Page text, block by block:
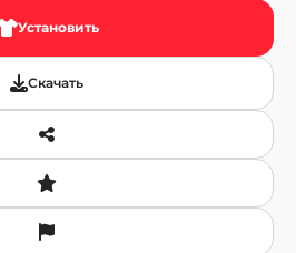
Установить
Скачать